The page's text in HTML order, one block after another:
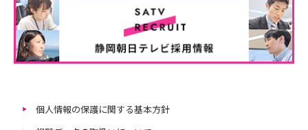
個人情報の保護に関する基本方針